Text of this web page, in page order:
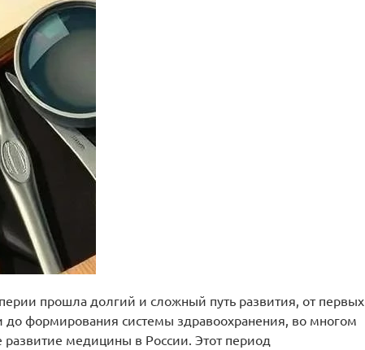
прошла долгий и сложный путь развития, от первых
формирования системы здравоохранения, во многом
медицины в России. Этот период